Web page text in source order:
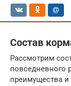
Состав
Рассмотрим
повседневного
преимущества